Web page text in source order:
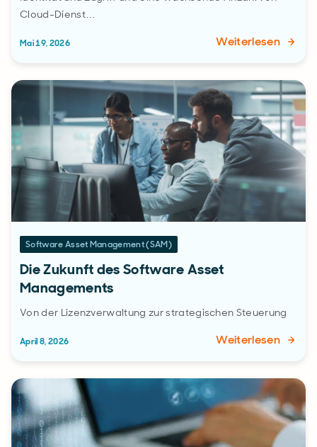
Cloud-Dienst…
Mai 19, 2026 Weiterlesen
Software Asset Management (SAM)
Die Zukunft des Software Asset
Managements
Von der Lizenzverwaltung zur strategischen Steuerung
April 8, 2026 Weiterlesen